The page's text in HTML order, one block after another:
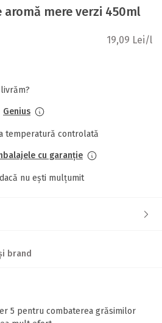
aromă mere verzi 450ml
19,09 Lei/l
Genius
temperatură controlată
cu garanție
nu ești mulțumit
brand
5 pentru combaterea grăsimilor